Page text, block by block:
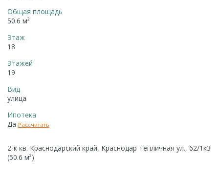
Общая площадь
50.6 м²
Этаж
18
Этажей
19
Вид
улица
Ипотека
Да Рассчитать
2-к кв. Краснодарский край, Краснодар Тепличная ул., 62/1к3
(50.6 м²)